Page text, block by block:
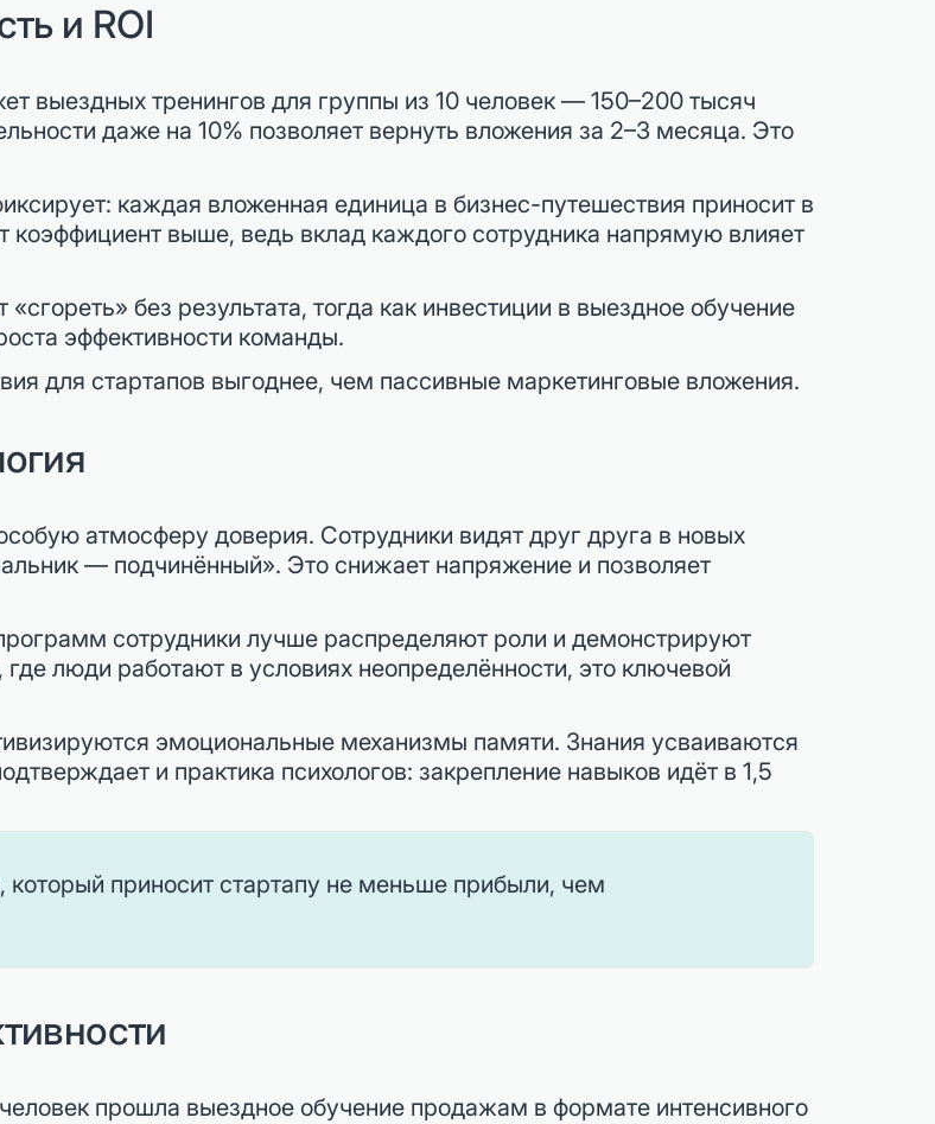
и ROI
выездных тренингов для группы из 10 человек — 150–200 тысяч
даже на 10% позволяет вернуть вложения за 2–3 месяца. Это
каждая вложенная единица в бизнес-путешествия приносит в
коэффициент выше, ведь вклад каждого сотрудника напрямую влияет
без результата, тогда как инвестиции в выездное обучение
эффективности команды.
для стартапов выгоднее, чем пассивные маркетинговые вложения.
атмосферу доверия. Сотрудники видят друг друга в новых
— подчинённый». Это снижает напряжение и позволяет
сотрудники лучше распределяют роли и демонстрируют
люди работают в условиях неопределённости, это ключевой
эмоциональные механизмы памяти. Знания усваиваются
и практика психологов: закрепление навыков идёт в 1,5
приносит стартапу не меньше прибыли, чем
прошла выездное обучение продажам в формате интенсивного